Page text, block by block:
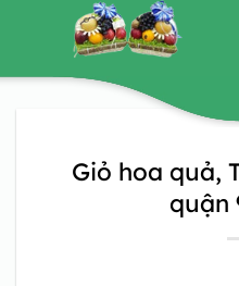
Giỏ hoa quả,
quận